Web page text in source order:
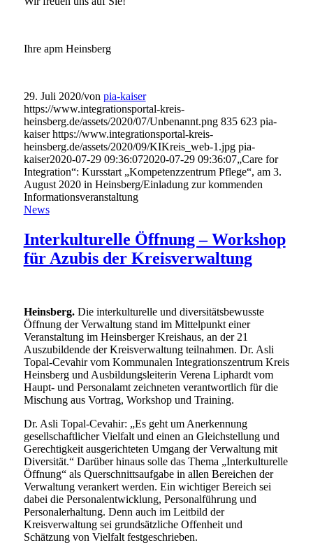
Ihre apm Heinsberg
29. Juli 2020/von pia-kaiser
https://www.integrationsportal-kreis-
heinsberg.de/assets/2020/07/Unbenannt.png 835 623 pia-
kaiser https://www.integrationsportal-kreis-
heinsberg.de/assets/2020/09/KIKreis_web-1.jpg pia-
kaiser2020-07-29 09:36:072020-07-29 09:36:07„Care for
Integration“: Kursstart „Kompetenzzentrum Pflege“, am 3.
August 2020 in Heinsberg/Einladung zur kommenden
Informationsveranstaltung
News
Interkulturelle Öffnung – Workshop
für Azubis der Kreisverwaltung
Heinsberg.Die interkulturelle und diversitätsbewusste
Öffnung der Verwaltung stand im Mittelpunkt einer
Veranstaltung im Heinsberger Kreishaus, an der 21
Auszubildende der Kreisverwaltung teilnahmen. Dr. Asli
Topal-Cevahir vom Kommunalen Integrationszentrum Kreis
Heinsberg und Ausbildungsleiterin Verena Liphardt vom
Haupt- und Personalamt zeichneten verantwortlich für die
Mischung aus Vortrag, Workshop und Training.
Dr. Asli Topal-Cevahir: „Es geht um Anerkennung
gesellschaftlicher Vielfalt und einen an Gleichstellung und
Gerechtigkeit ausgerichteten Umgang der Verwaltung mit
Diversität.“ Darüber hinaus solle das Thema „Interkulturelle
Öffnung“ als Querschnittsaufgabe in allen Bereichen der
Verwaltung verankert werden. Ein wichtiger Bereich sei
dabei die Personalentwicklung, Personalführung und
Personalerhaltung. Denn auch im Leitbild der
Kreisverwaltung sei grundsätzliche Offenheit und
Schätzung von Vielfalt festgeschrieben.